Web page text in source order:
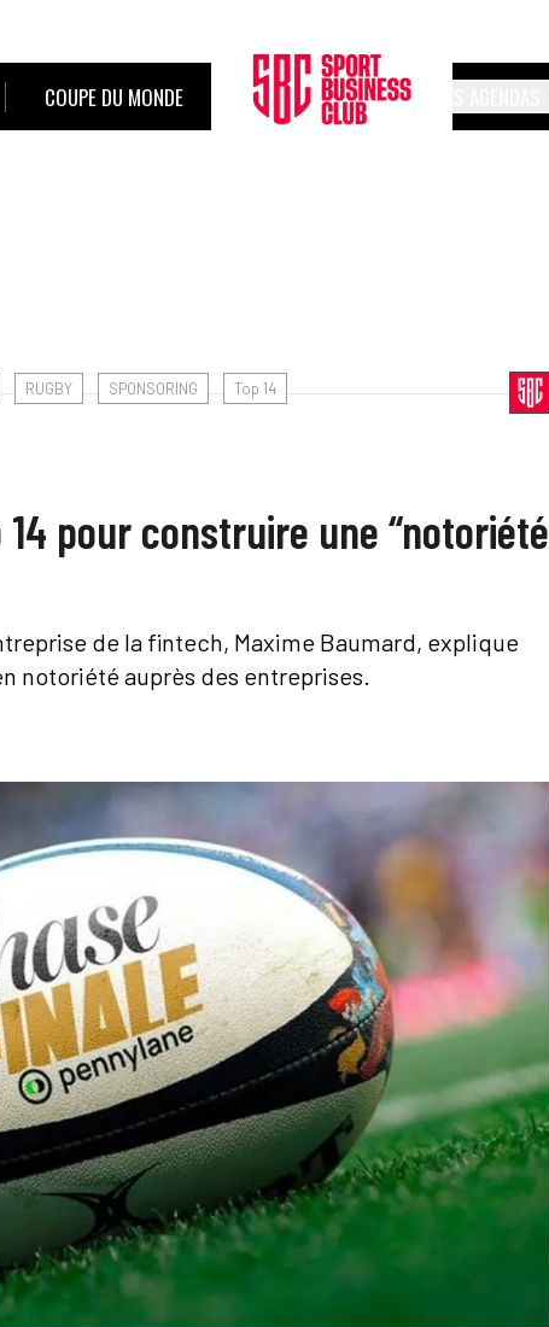
COUPE DU MONDE
RUGBY SPONSORING Top 14
pour construire une “notoriété
de la fintech, Maxime Baumard, explique
notoriété auprès des entreprises.